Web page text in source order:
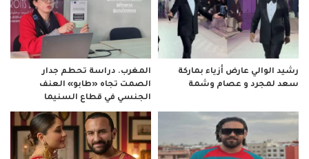
رشيد الوالي عارض أزياء بماركة
سعد لمجرد و عصام وشمة
المغرب. دراسة تحطم جدار
الصمت تجاه «طابو» العنف
الجنسي في قطاع السنيما